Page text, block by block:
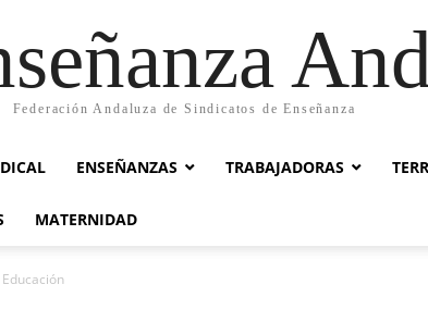
Federación Andaluza de Sindicatos de Enseñanza
ENSEÑANZAS TRABAJADORAS
MATERNIDAD